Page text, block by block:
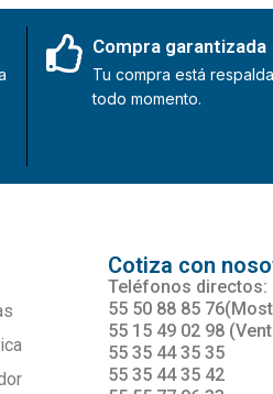
Compra garantizada
Tu compra está
todo momento.
Cotiza con
Teléfonos directos:
55 50 88 85
55 15 49 02 98
55 35 44 35 35
55 35 44 35 42